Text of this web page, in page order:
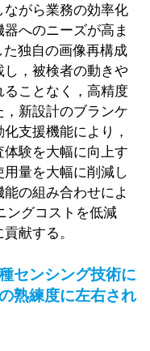
ながら業務の効率化
へのニーズが高ま
独自の画像再構成
，被検者の動きや
ことなく，高精度
新設計のブランケ
支援機能により，
験を大幅に向上す
量を大幅に削減し
の組み合わせによ
ングコストを低減
献する。
センシング技術に
熟練度に左右され